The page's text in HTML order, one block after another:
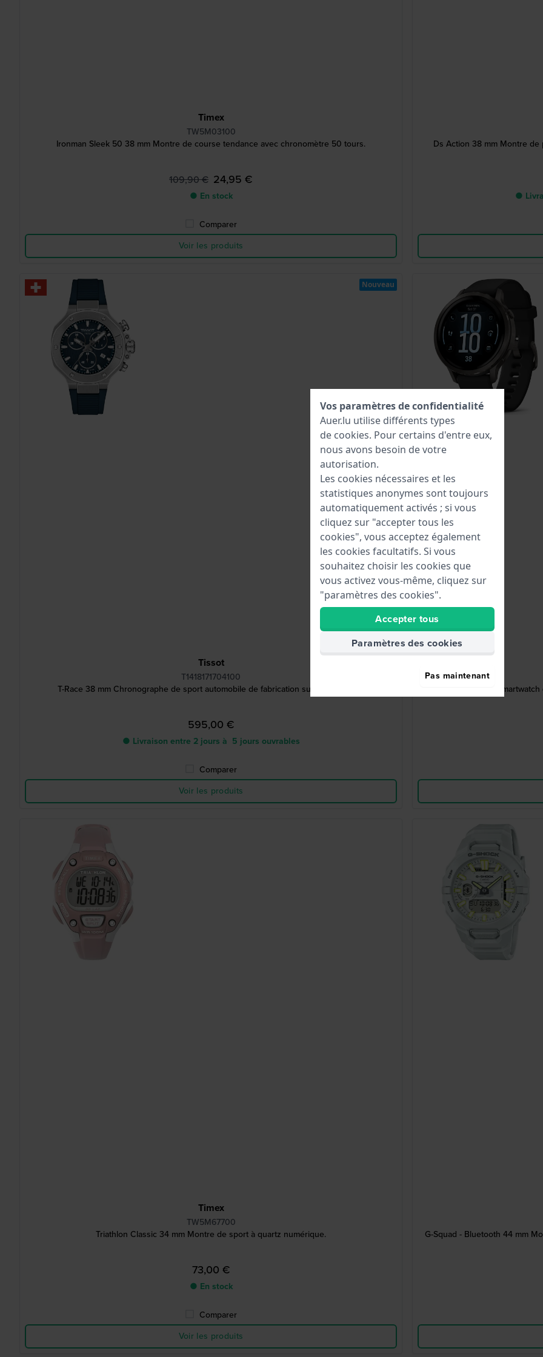
Timex
TW5M03100
Ironman Sleek 50 38 mm Montre de course tendance avec chronomètre 50 tours.
109,90 € 24,95 €
● En stock
Comparer
Voir les produits
Ds Action 38 mm Montre
●
Tissot
T1418171704100
T-Race 38 mm Chronographe de sport automobile de fabrication suisse avec date
595,00 €
● Livraison entre 2 jours à 5 jours ouvrables
Comparer
Voir les produits
Nouveau
Venu 4 41 mm
Timex
TW5M67700
Triathlon Classic 34 mm Montre de sport à quartz numérique.
73,00 €
● En stock
Comparer
Voir les produits
G-Squad - Bluetooth 44 mm
Vos paramètres de confidentialité
Auer.lu utilise différents types
de cookies. Pour certains d'entre eux,
nous avons besoin de votre
autorisation.
Les cookies nécessaires et les
statistiques anonymes sont toujours
automatiquement activés ; si vous
cliquez sur "accepter tous les
cookies", vous acceptez également
les cookies facultatifs. Si vous
souhaitez choisir les cookies que
vous activez vous-même, cliquez sur
"paramètres des cookies".
Accepter tous
Paramètres des cookies
Pas maintenant